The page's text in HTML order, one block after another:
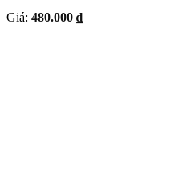
Giá: 480.000 ₫